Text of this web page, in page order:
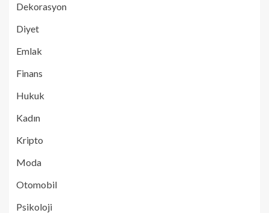
Dekorasyon
Diyet
Emlak
Finans
Hukuk
Kadın
Kripto
Moda
Otomobil
Psikoloji